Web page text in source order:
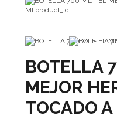
BOTELLA
MEJOR
TOCADO A